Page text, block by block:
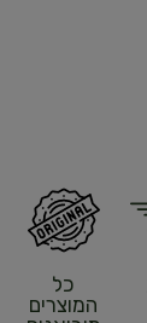
כל
המוצרים